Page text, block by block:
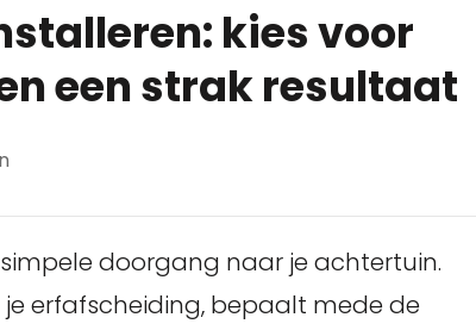
kies voor
een strak resultaat
doorgang naar je achtertuin.
erfafscheiding, bepaalt mede de